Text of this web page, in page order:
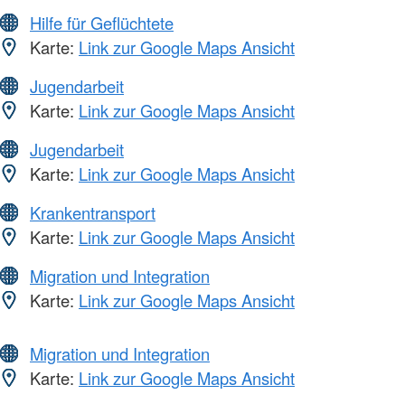
Hilfe für Geflüchtete
Karte: Link zur Google Maps Ansicht
Jugendarbeit
Karte: Link zur Google Maps Ansicht
Jugendarbeit
Karte: Link zur Google Maps Ansicht
Krankentransport
Karte: Link zur Google Maps Ansicht
Migration und Integration
Karte: Link zur Google Maps Ansicht
Migration und Integration
Karte: Link zur Google Maps Ansicht